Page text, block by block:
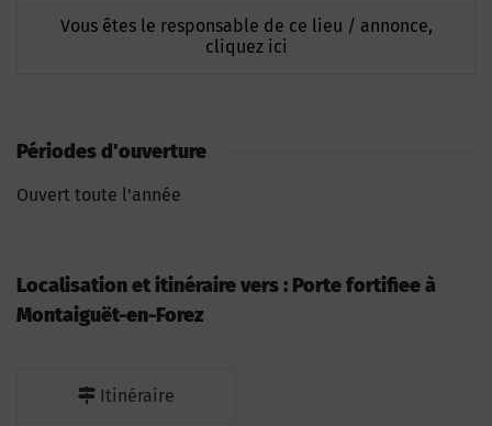
Vous êtes le responsable de ce lieu / annonce,
cliquez ici
Périodes d'ouverture
Ouvert toute l'année
Localisation et itinéraire vers : Porte fortifiee à
Montaiguët-en-Forez
Itinéraire